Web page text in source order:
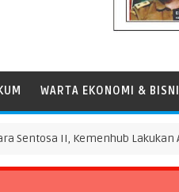
WARTA EKONOMI &
Kemenhub Lakukan Audit